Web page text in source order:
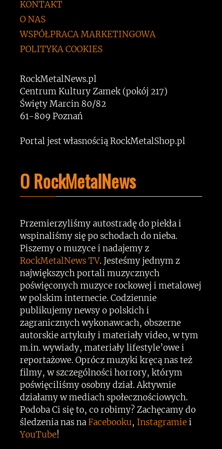
KONTAKT
O NAS
WSPÓŁPRACA MARKETINGOWA
POLITYKA COOKIES
RockMetalNews.pl
Centrum Kultury Zamek (pokój 217)
Święty Marcin 80/82
61-809 Poznań
Portal jest własnością RockMetalShop.pl
O RockMetalNews
Przemierzyliśmy autostradę do piekła i
wspinaliśmy się po schodach do nieba.
Piszemy o muzyce i nadajemy z
RockMetalNews TV. Jesteśmy jednym z
największych portali muzycznych
poświęconych muzyce rockowej i metalowej
w polskim internecie. Codziennie
publikujemy newsy o polskich i
zagranicznych wykonawcach, obszerne
autorskie artykuły i materiały video, w tym
m.in. wywiady, materiały lifestyle’owe i
reportażowe. Oprócz muzyki kręcą nas też
filmy, w szczególności horrory, którym
poświęciliśmy osobny dział. Aktywnie
działamy w mediach społecznościowych.
Podoba Ci się to, co robimy? Zachęcamy do
śledzenia nas naFacebooku, Instagramiei
YouTube!